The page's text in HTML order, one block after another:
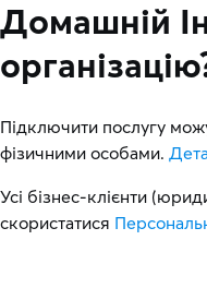
Домашній
Підключити послугу
фізичними особами.
Усі бізнес-клієнти
скористатися